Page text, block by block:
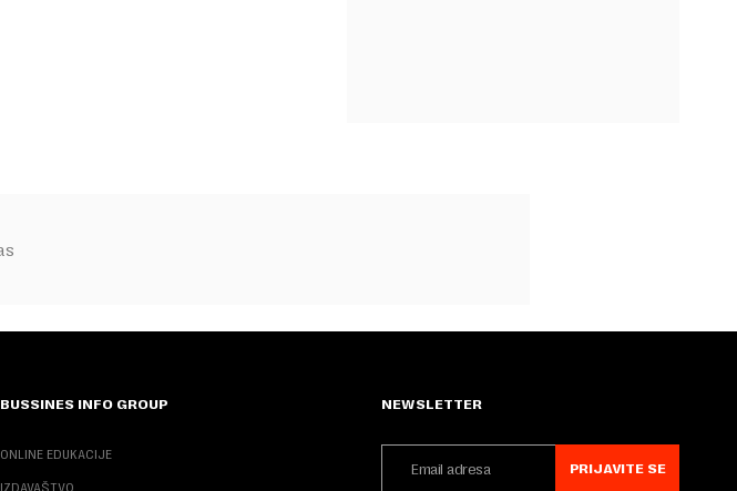
BUSSINES INFO GROUP
ONLINE EDUKACIJE
IZDAVAŠTVO
NEWSLETTER
PRIJAVITE SE